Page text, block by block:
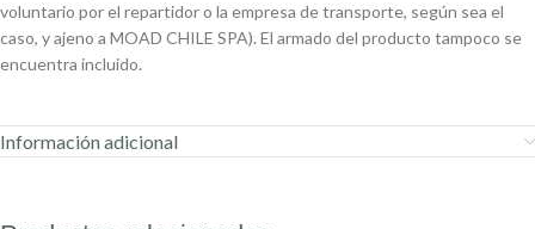
voluntario por el repartidor o la empresa de transporte, según sea el
caso, y ajeno a MOAD CHILE SPA). El armado del producto tampoco se
encuentra incluido.
Información adicional